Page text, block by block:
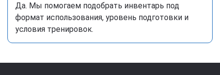
ви працюєте з вагою або відновлюєтесь після
перевантаження, надійна підтримка зап'ястя стає
необхідністю.Якщо вам необхідно купити бандаж
або фіксатор, у категорії «Бандажі, бинти, тейпи»
Да. Мы помогаем подобрать инвентарь под
формат использования, уровень подготовки и
условия тренировок.